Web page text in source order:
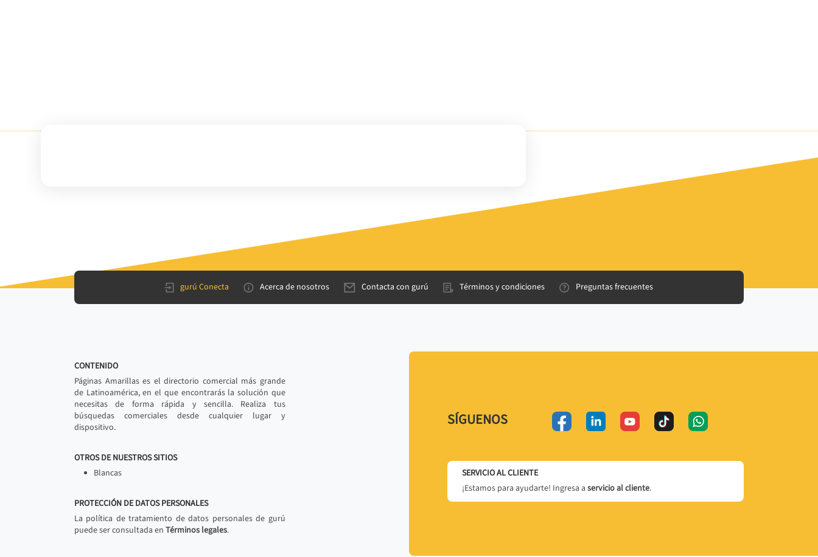
gurú Conecta Acerca de nosotros Contacta con gurú Términos y condiciones Preguntas frecuentes
CONTENIDO
Páginas Amarillas es el directorio comercial más grande
de Latinoamérica, en el que encontrarás la solución que
necesitas de forma rápida y sencilla. Realiza tus
búsquedas comerciales desde cualquier lugar y
dispositivo.
OTROS DE NUESTROS SITIOS
Blancas
PROTECCIÓN DE DATOS PERSONALES
La política de tratamiento de datos personales de gurú
puede ser consultada en Términos legales.
SÍGUENOS
SERVICIO AL CLIENTE
¡Estamos para ayudarte! Ingresa a servicio al cliente.